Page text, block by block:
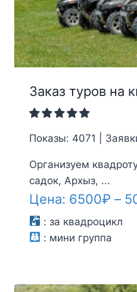
Заказ туров на
Показы: 4071 |
Организуем
садок, Архыз, ...
Цена: 6500₽ –
: за квадроцикл
: мини группа